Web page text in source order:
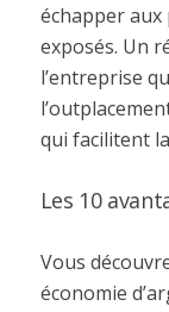
échapper aux
exposés. Un
l’entreprise
qui facilitent
Les 10
Vous
économie